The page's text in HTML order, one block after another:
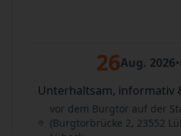
26Aug. 2026•
Unterhaltsam, informativ
vor dem Burgtor auf der
(Burgtorbrücke 2, 23552